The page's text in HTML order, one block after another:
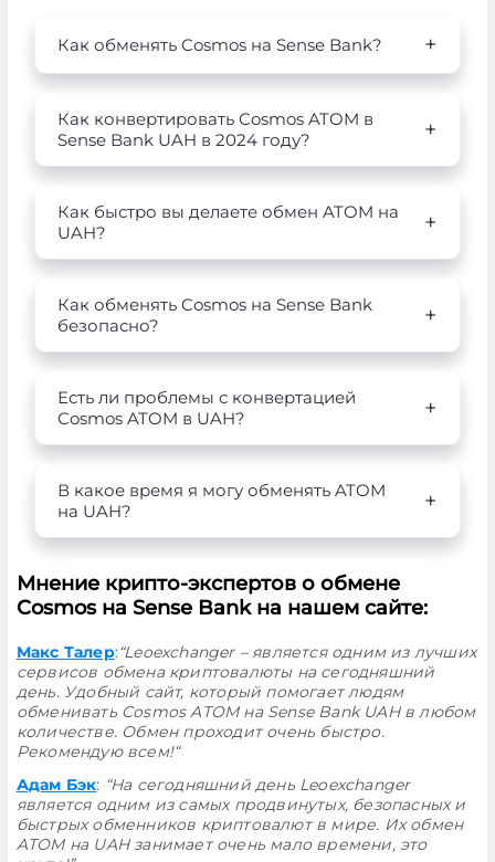
Как обменять Cosmos на Sense Bank?
Как конвертировать Cosmos ATOM в
Sense Bank UAH в 2024 году?
Как быстро вы делаете обмен ATOM на
UAH?
Как обменять Cosmos на Sense Bank
безопасно?
Есть ли проблемы с конвертацией
Cosmos ATOM в UAH?
В какое время я могу обменять ATOM
на UAH?
Мнение крипто-экспертов о обмене
Cosmos на Sense Bank на нашем сайте:
Макс Талер:“Leoexchanger – является одним из лучших
сервисов обмена криптовалюты на сегодняшний
день. Удобный сайт, который помогает людям
обменивать Cosmos ATOM на Sense Bank UAH в любом
количестве. Обмен проходит очень быстро.
Рекомендую всем!“
Адам Бэк: “На сегодняшний день Leoexchanger
является одним из самых продвинутых, безопасных и
быстрых обменников криптовалют в мире. Их обмен
ATOM на UAH занимает очень мало времени, это